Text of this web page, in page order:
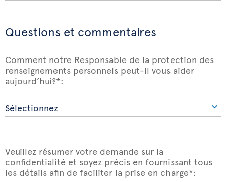
Questions et commentaires
Comment notre Responsable de la protection des
renseignements personnels peut-il vous aider
aujourd’hui?*:
Veuillez résumer votre demande sur la
confidentialité et soyez précis en fournissant tous
les détails afin de faciliter la prise en charge*: